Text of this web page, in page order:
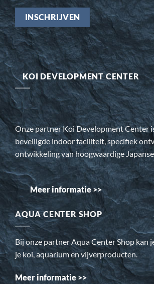
KOI DEVELOPMENT CENTER
Onze partner Koi Development Center
beveiligde indoor faciliteit, specifiek
ontwikkeling van hoogwaardige
Meer informatie >>
AQUA CENTER SHOP
Bij onze partner Aqua Center Shop kan
je koi, aquarium en vijverproducten.
Meer informatie >>